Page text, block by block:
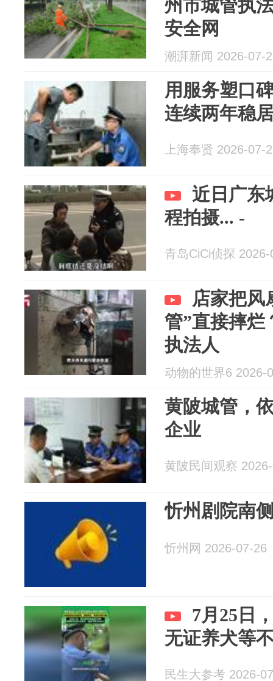
州市城管执
安全网
潮湃新闻 2026-07-
用服务塑口
连续两年稳
上海奉贤 2026-07-
近日广东
程拍摄... -
青岛CiCi侦探 2026-
店家把风
管”直接摔烂
执法人
动物的世界6 2026-
黄陂城管，
企业
黄陂民间观察
忻州剧院南
忻州网 2026-07-26
7月25日
无证养犬等
民生大参考 2026-